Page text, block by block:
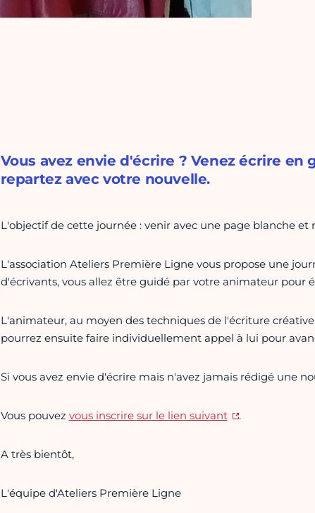
Vous avez envie d'écrire ? Venez écrire
repartez avec votre nouvelle.
L'objectif de cette journée : venir avec une page blanche et
L'association Ateliers Première Ligne vous propose une
d'écrivants, vous allez être guidé par votre animateur pour
L'animateur, au moyen des techniques de l'écriture
pourrez ensuite faire individuellement appel à lui pour
Si vous avez envie d'écrire mais n'avez jamais rédigé une
Vous pouvez vous inscrire sur le lien suivant .
A très bientôt,
L'équipe d'Ateliers Première Ligne